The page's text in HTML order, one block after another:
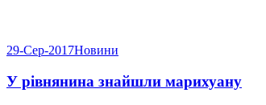
29-Сер-2017Новини
У рівнянина знайшли марихуану